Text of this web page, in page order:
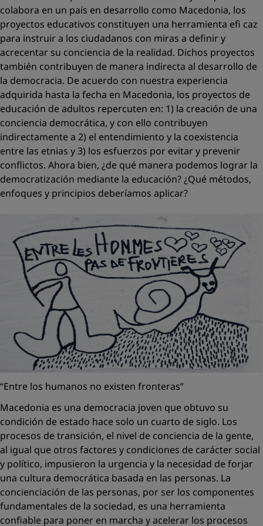
colabora en un país en desarrollo como Macedonia, los
proyectos educativos constituyen una herramienta eﬁ caz
para instruir a los ciudadanos con miras a deﬁnir y
acrecentar su conciencia de la realidad. Dichos proyectos
también contribuyen de manera indirecta al desarrollo de
la democracia. De acuerdo con nuestra experiencia
adquirida hasta la fecha en Macedonia, los proyectos de
educación de adultos repercuten en: 1) la creación de una
conciencia democrática, y con ello contribuyen
indirectamente a 2) el entendimiento y la coexistencia
entre las etnias y 3) los esfuerzos por evitar y prevenir
conﬂictos. Ahora bien, ¿de qué manera podemos lograr la
democratización mediante la educación? ¿Qué métodos,
enfoques y principios deberíamos aplicar?
“Entre los humanos no existen fronteras”
Macedonia es una democracia joven que obtuvo su
condición de estado hace solo un cuarto de siglo. Los
procesos de transición, el nivel de conciencia de la gente,
al igual que otros factores y condiciones de carácter social
y político, impusieron la urgencia y la necesidad de forjar
una cultura democrática basada en las personas. La
concienciación de las personas, por ser los componentes
fundamentales de la sociedad, es una herramienta
conﬁable para poner en marcha y acelerar los procesos